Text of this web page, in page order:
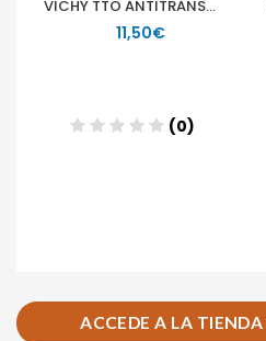
ACCEDE A LA TIENDA